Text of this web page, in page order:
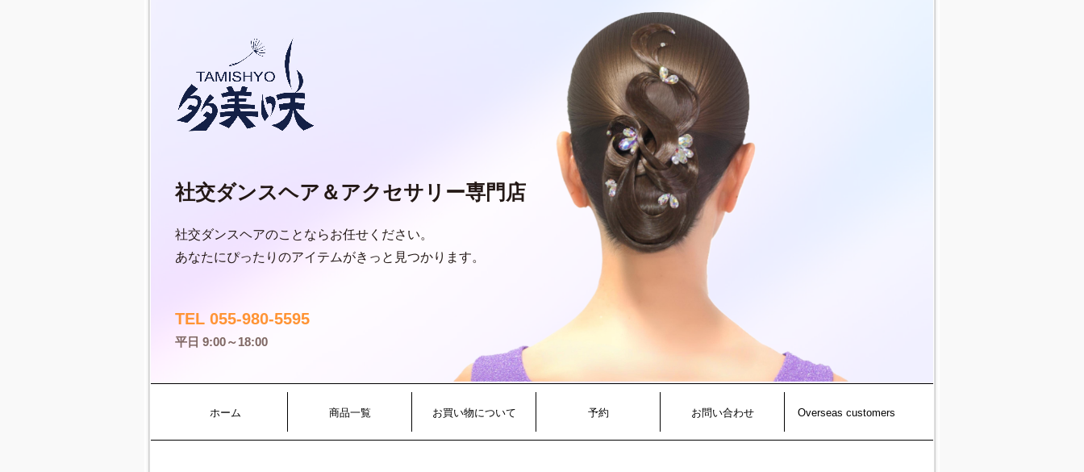
社交ダンスヘア＆アクセサリー専門店
社交ダンスヘアのことならお任せください。
あなたにぴったりのアイテムがきっと見つかります。
TEL 055-980-5595
平日 9:00～18:00
ホーム 商品一覧 お買い物について 予約 お問い合わせ Overseas customers